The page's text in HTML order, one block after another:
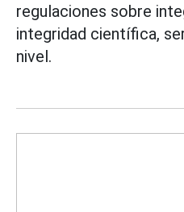
regulaciones sobre
integridad científica,
nivel.